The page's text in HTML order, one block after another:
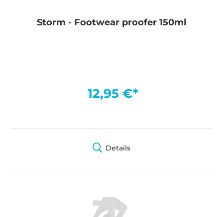
Storm - Footwear proofer 150ml
12,95 €*
Details